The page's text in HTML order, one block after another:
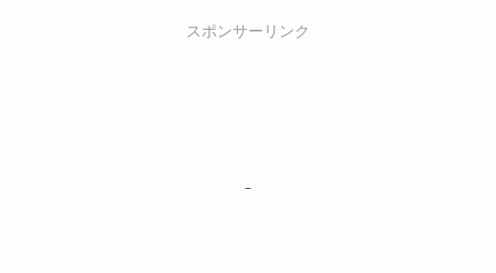
スポンサーリンク